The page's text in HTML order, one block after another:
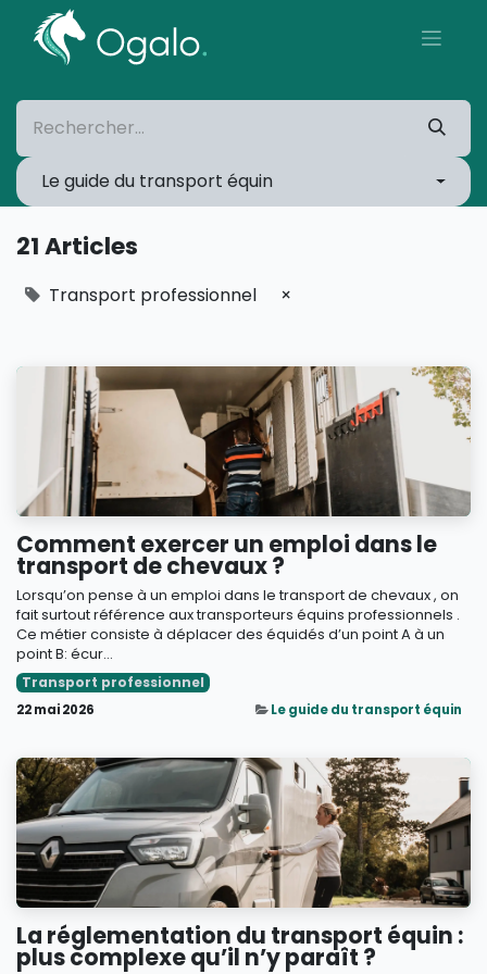
Le guide du transport équin
21 Articles
Transport professionnel ×
Comment exercer un emploi dans le
transport de chevaux ?
Lorsqu’on pense à un emploi dans le transport de chevaux , on
fait surtout référence aux transporteurs équins professionnels .
Ce métier consiste à déplacer des équidés d’un point A à un
point B: écur...
Transport professionnel
22 mai 2026 Le guide du transport équin
La réglementation du transport équin :
plus complexe qu’il n’y paraît ?